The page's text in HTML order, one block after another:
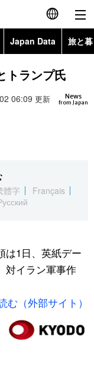
English
简体字
繁體字
العربية
Japan Data 旅と
Topics
Images
お知らせ
トランプ氏
News
from Japan
06:09 更新
體字
Français
は1日、英紙デー
対イラン軍事作
む（外部サイト）